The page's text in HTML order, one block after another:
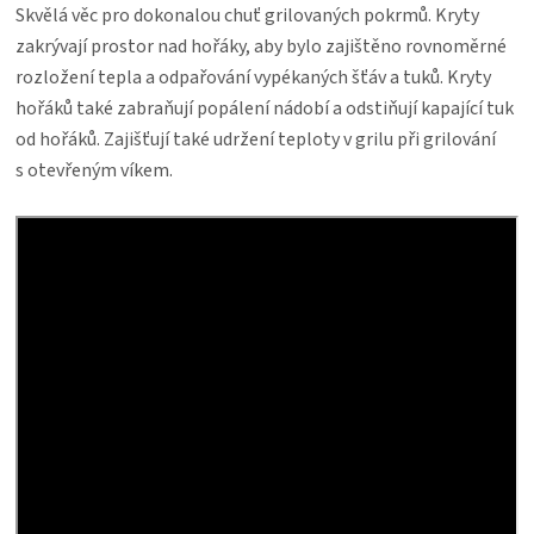
Skvělá věc pro dokonalou chuť grilovaných pokrmů. Kryty
zakrývají prostor nad hořáky, aby bylo zajištěno rovnoměrné
rozložení tepla a odpařování vypékaných šťáv a tuků. Kryty
hořáků také zabraňují popálení nádobí a odstiňují kapající tuk
od hořáků. Zajišťují také udržení teploty v grilu při grilování
s otevřeným víkem.